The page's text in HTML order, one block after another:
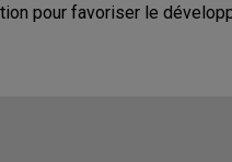
pour favoriser le